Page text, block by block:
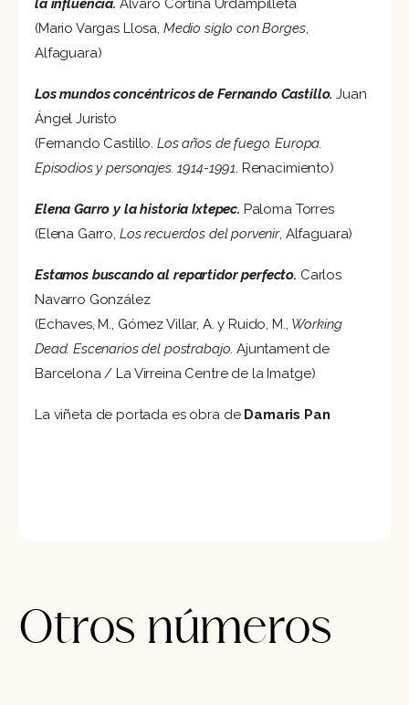
(Mario Vargas Llosa, Medio siglo con Borges,
Alfaguara)
Los mundos concéntricos de Fernando Castillo. Juan
Ángel Juristo
(Fernando Castillo. Los años de fuego. Europa.
Episodios y personajes. 1914-1991 . Renacimiento)
Elena Garro y la historia Ixtepec. Paloma Torres
(Elena Garro, Los recuerdos del porvenir, Alfaguara)
Estamos buscando al repartidor perfecto. Carlos
Navarro González
(Echaves, M., Gómez Villar, A. y Ruido, M., Working
Dead. Escenarios del postrabajo . Ajuntament de
Barcelona / La Virreina Centre de la Imatge)
La viñeta de portada es obra de Damaris Pan
Otros números